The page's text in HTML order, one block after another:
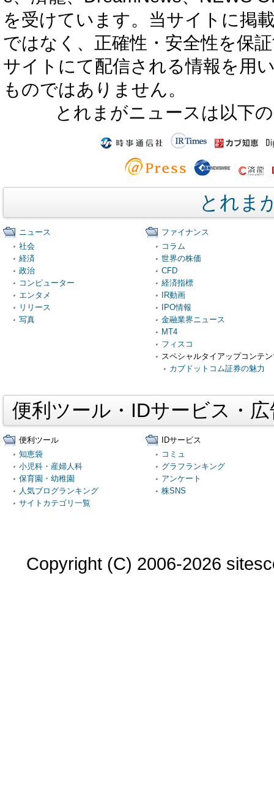
を受けています。当サイトに掲
ではなく、正確性・安全性を保
サイトにて配信される情報を用
ものではありません。
とれまがニュースは以下
とれま
ニュース
社会
経済
政治
コンピューター
エンタメ
リリース
写真
ファイナンス
コラム
世界の株価
CFD
経済指標
IR動画
IPO情報
金融業界ニュース
MT4
フィスコ
スペシャルタイアップコンテ
カブドットコム証券の魅力
便利ツール・IDサービス・
便利ツール
知恵袋
小児科・産婦人科
保育園・幼稚園
人気ブログランキング
サイトカテゴリ一覧
IDサービス
コミュ
グラフランキング
アンケート
株SNS
Copyright (C) 2006-2026